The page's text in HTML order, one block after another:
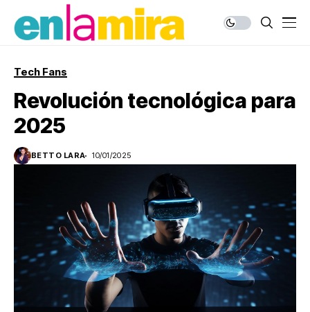
Tech Fans
Revolución tecnológica para
2025
BETTO LARA 10/01/2025